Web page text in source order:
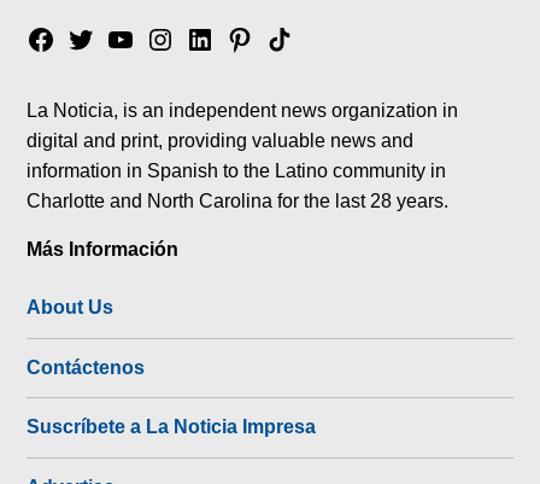
Facebook
TwitterYouTubeInstagram
LinkedinPinterest
Tik
La Noticia, is an independent news organization in
digital and print, providing valuable news and
information in Spanish to the Latino community in
Charlotte and North Carolina for the last 28 years.
Más Información
About Us
Contáctenos
Suscríbete a La Noticia Impresa